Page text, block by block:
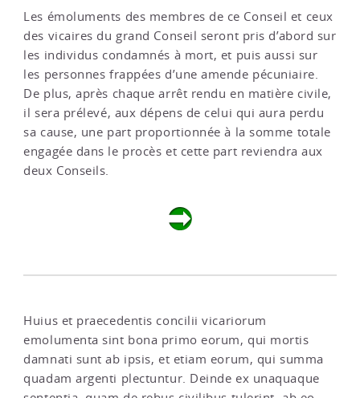
Les émoluments des membres de ce Conseil et ceux
des vicaires du grand Conseil seront pris d’abord sur
les individus condamnés à mort, et puis aussi sur
les personnes frappées d’une amende pécuniaire.
De plus, après chaque arrêt rendu en matière civile,
il sera prélevé, aux dépens de celui qui aura perdu
sa cause, une part proportionnée à la somme totale
engagée dans le procès et cette part reviendra aux
deux Conseils.
Huius et praecedentis concilii vicariorum
emolumenta sint bona primo eorum, qui mortis
damnati sunt ab ipsis, et etiam eorum, qui summa
quadam argenti plectuntur. Deinde ex unaquaque